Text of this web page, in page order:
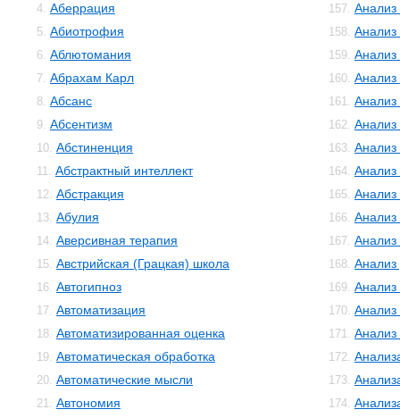
4. Аберрация
5. Абиотрофия
6. Аблютомания
7. Абрахам Карл
8. Абсанс
9. Абсентизм
10. Абстиненция
11. Абстрактный интеллект
12. Абстракция
13. Абулия
14. Аверсивная терапия
15. Австрийская (Грацкая) школа
16. Автогипноз
17. Автоматизация
18. Автоматизированная оценка
19. Автоматическая обработка
20. Автоматические мысли
21. Автономия
157. Анализ
158. Анализ
159. Анализ
160. Анализ
161.
162. Анализ
163. Анализ
164.
165. Анализ
166.
167. Анализ
168. Анализ
169.
170. Анализ
171. Анализ
172.
173.
174.